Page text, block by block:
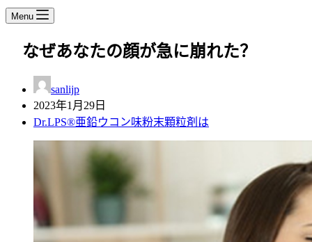
Menu
なぜあなたの顔が急に崩れた？
sanlijp
2023年1月29日
Dr.LPS®亜鉛ウコン味粉末顆粒剤は